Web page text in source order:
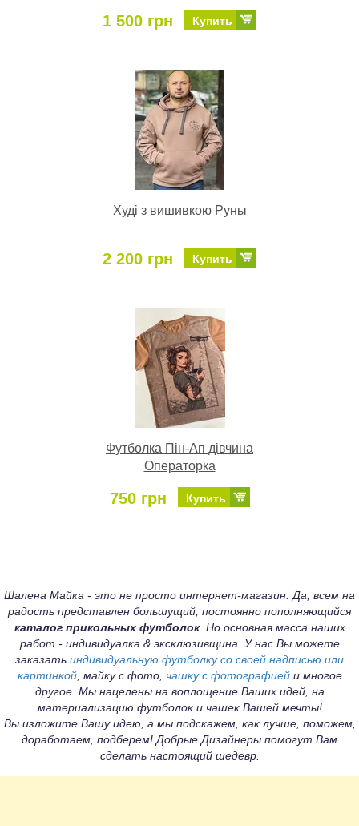
1 500 грн Купить
Худі з вишивкою Руны
2 200 грн Купить
Футболка Пін-Ап дівчина
Операторка
750 грн Купить
Шалена Майка - это не просто интернет-магазин. Да, всем на
радость представлен большущий, постоянно пополняющийся
каталог прикольных футболок. Но основная масса наших
работ - индивидуалка & эксклюзивщина. У нас Вы можете
заказать индивидуальную футболку со своей надписью или
картинкой, майку с фото, чашку с фотографиейи многое
другое. Мы нацелены на воплощение Ваших идей, на
материализацию футболок и чашек Вашей мечты!
Вы изложите Вашу идею, а мы подскажем, как лучше, поможем,
доработаем, подберем! Добрые Дизайнеры помогут Вам
сделать настоящий шедевр.